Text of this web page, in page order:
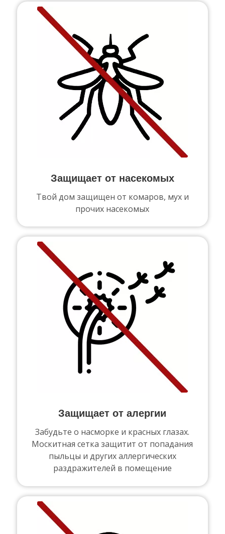
Защищает от насекомых
Твой дом защищен от комаров, мух и
прочих насекомых
Защищает от алергии
Забудьте о насморке и красных глазах.
Москитная сетка защитит от попадания
пыльцы и других аллергических
раздражителей в помещение